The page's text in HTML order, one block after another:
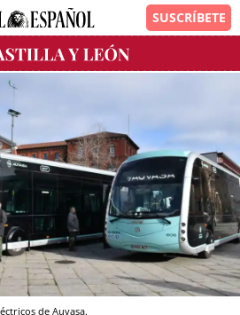
de Auvasa.